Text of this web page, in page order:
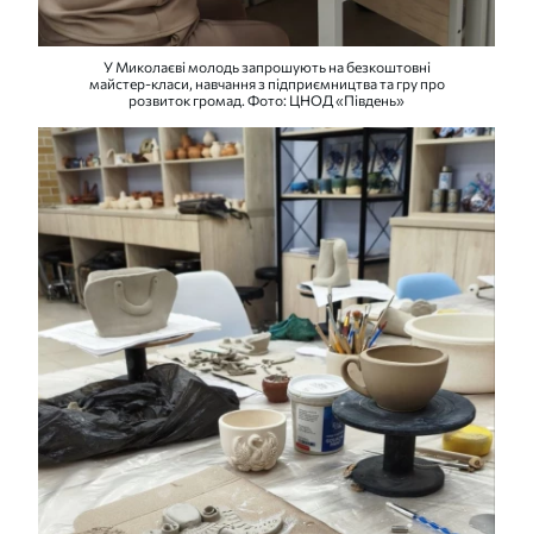
У Миколаєві молодь запрошують на безкоштовні
майстер-класи, навчання з підприємництва та гру про
розвиток громад. Фото: ЦНОД «Південь»